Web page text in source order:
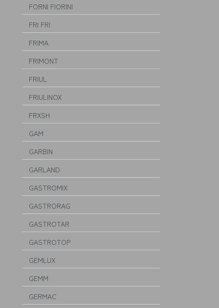
FORNI FIORINI
FRI FRI
FRIMA
FRIMONT
FRIUL
FRIULINOX
FRXSH
GAM
GARBIN
GARLAND
GASTROMIX
GASTRORAG
GASTROTAR
GASTROTOP
GEMLUX
GEMM
GERMAC